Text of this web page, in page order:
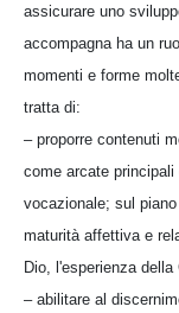
assicurare uno
accompagna ha un
momenti e forme
tratta di:
– proporre contenuti
come arcate
vocazionale; sul
maturità affettiva e
Dio, l'esperienza
– abilitare al